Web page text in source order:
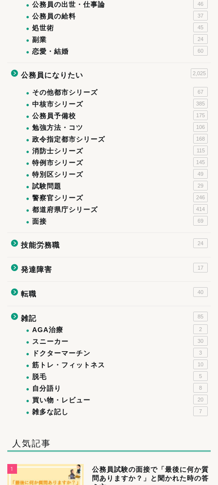
公務員の出世・仕事論 46
公務員の給料 37
処世術 45
副業 24
恋愛・結婚 60
公務員になりたい 2,025
その他都市シリーズ 67
中核市シリーズ 385
公務員予備校 175
勉強方法・コツ 106
政令指定都市シリーズ 168
消防士シリーズ 115
特例市シリーズ 145
特別区シリーズ 49
試験問題 29
警察官シリーズ 246
都道府県庁シリーズ 414
面接 69
技能労務職 24
発達障害 17
転職 40
雑記 85
AGA治療 2
スニーカー 30
ドクターマーチン 3
筋トレ・フィットネス 10
脱毛 5
自分語り 8
買い物・レビュー 20
雑多な記し 7
人気記事
1
公務員試験の面接で「最後に何か質
問ありますか？」と聞かれた時の答